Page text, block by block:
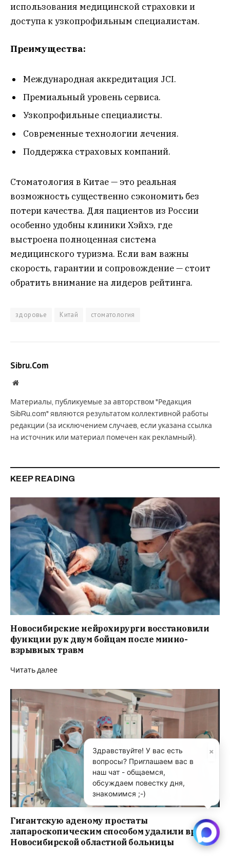
использования медицинской страховки и
доступа к узкопрофильным специалистам.
Преимущества:
Международная аккредитация JCI.
Премиальный уровень сервиса.
Узкопрофильные специалисты.
Современные технологии лечения.
Поддержка страховых компаний.
Стоматология в Китае — это реальная
возможность существенно сэкономить без
потери качества. Для пациентов из России
особенно удобны клиники Хэйхэ, где
выстроена полноценная система
медицинского туризма. Если вам важны
скорость, гарантии и сопровождение — стоит
обратить внимание на лидеров рейтинга.
здоровье Китай стоматология
Sibru.Com
Website
Материалы, публикуемые за авторством "Редакция
SibRu.com" являются результатом коллективной работы
редакции (за исключением случаев, если указана ссылка
на источник или материал помечен как рекламный).
KEEP READING
Новосибирские нейрохирурги восстановили
функции рук двум бойцам после минно-
взрывных травм
Читать далее
Гигантскую аденому простаты
лапароскопическим способом удалили врачи
Новосибирской областной больницы
×
Здравствуйте! У вас есть
вопросы? Приглашаем вас в
наш чат - общаемся,
обсуждаем повестку дня,
знакомимся ;-)